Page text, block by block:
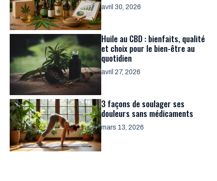
avril 30, 2026
Huile au CBD : bienfaits, qualité
et choix pour le bien-être au
quotidien
avril 27, 2026
3 façons de soulager ses
douleurs sans médicaments
mars 13, 2026